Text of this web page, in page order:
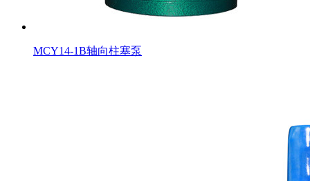
MCY14-1B轴向柱塞泵